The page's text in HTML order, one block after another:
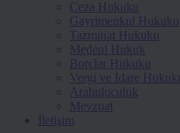
Ceza Hukuku
Gayrimenkul Hukuku
Tazminat Hukuku
Medeni Hukuk
Borçlar Hukuku
Vergi ve İdare Hukuku
Arabuluculuk
Mevzuat
İletişim